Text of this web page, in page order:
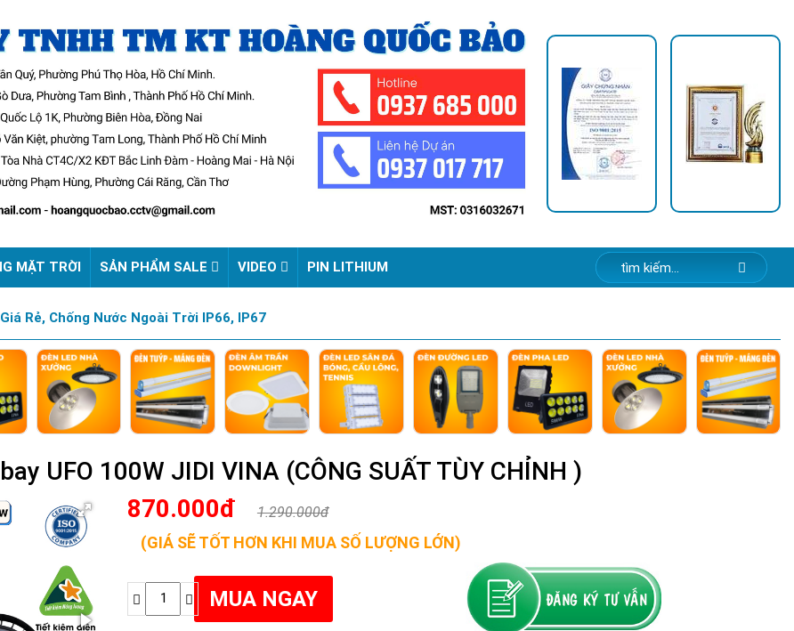
MẶT TRỜI SẢN PHẨM SALE VIDEO PIN LITHIUM
Rẻ, Chống Nước Ngoài Trời IP66, IP67
UFO 100W JIDI VINA (CÔNG SUẤT TÙY CHỈNH )
870.000đ
1.290.000đ
(GIÁ SẼ TỐT HƠN KHI MUA SỐ LƯỢNG LỚN)